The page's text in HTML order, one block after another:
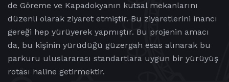
de Göreme ve Kapadokyanın kutsal mekanlarını
düzenli olarak ziyaret etmiştir. Bu ziyaretlerini inancı
gereği hep yürüyerek yapmıştır. Bu projenin amacı
da, bu kişinin yürüdüğü güzergah esas alınarak bu
parkuru uluslararası standartlara uygun bir yürüyüş
rotası haline getirmektir.